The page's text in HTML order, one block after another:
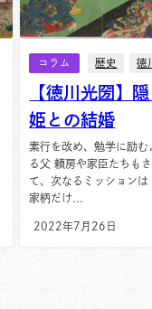
コラム 歴史 徳
【徳川光圀】
姫との結婚
素行を改め、勉学に励
る父 頼房や家臣たちも
て、次なるミッション
家柄だけ...
2022年7月26日